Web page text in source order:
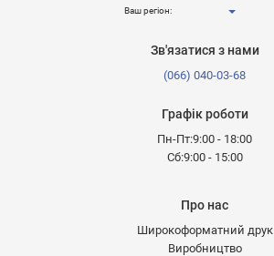
Ваш регіон:
Зв'язатися з нами
(066) 040-03-68
Графік роботи
Пн-Пт:9:00 - 18:00
Сб:9:00 - 15:00
Про нас
Широкоформатний друк
Виробництво